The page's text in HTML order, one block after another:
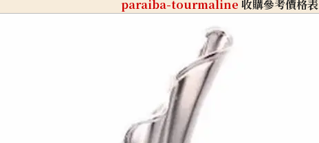
paraiba-tourmaline 收購參考價格表